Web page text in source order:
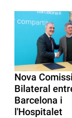
Nova
Bilateral
Barcelona i
l'Hospitalet